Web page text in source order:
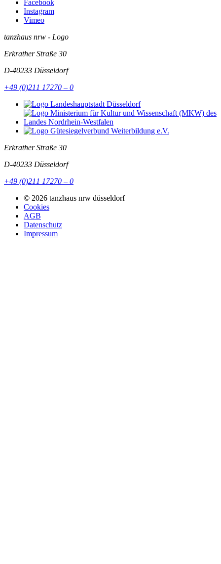
Facebook
Instagram
Vimeo
tanzhaus nrw - Logo
Erkrather Straße 30
D-40233 Düsseldorf
+49 (0)211 17270 – 0
Erkrather Straße 30
D-40233 Düsseldorf
+49 (0)211 17270 – 0
© 2026 tanzhaus nrw düsseldorf
Cookies
AGB
Datenschutz
Impressum